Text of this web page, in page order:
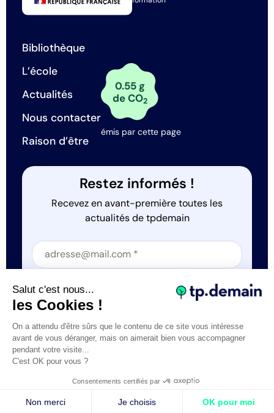
Bibliothèque
L’école
Actualités
Nous contacter
Raison d’être
0.55 g
de CO2
émis par cette page
Restez informés !
Recevez en avant-première toutes les
actualités de tpdemain
Section
Section
J'accepte que tp.demain utilise mes informations
Tous droits réservés © tp.demain 2026Mentions légales
Salut c'est nous...
les Cookies !
On a attendu d'être sûrs que le contenu de ce site vous intéresse
avant de vous déranger, mais on aimerait bien vous accompagner
pendant votre visite...
C'est OK pour vous ?
Consentements certifiés par
Non merci Je choisis OK pour moi